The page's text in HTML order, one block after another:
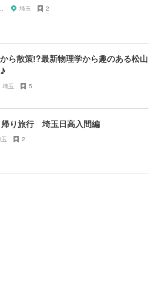
ン shinobu 埼玉 2
ら散策!?最新物理学から趣のある松山
埼玉 5
帰り旅行 埼玉日高入間編
2